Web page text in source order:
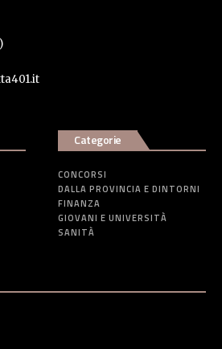
Categorie
CONCORSI
DALLA PROVINCIA E DINTORNI
FINANZA
GIOVANI E UNIVERSITÀ
SANITÀ